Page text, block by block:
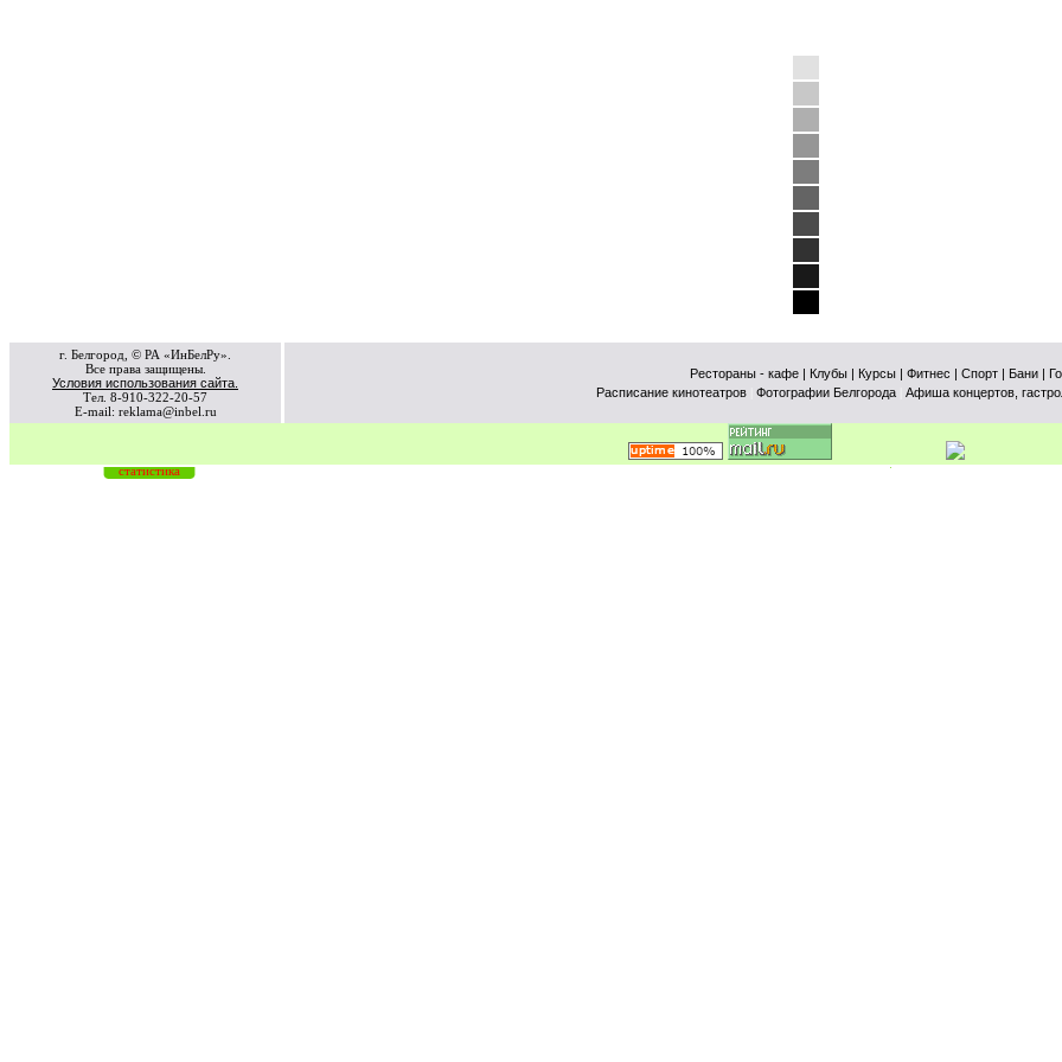
г. Белгород, © РА «ИнБелРу».
Все права защищены.
Условия использования сайта.
Тел. 8-910-322-20-57
E-mail: reklama@inbel.ru
Рестораны - кафе | Клубы | Курсы | Фитнес | Спорт | Бани |
Расписание кинотеатров
Фотографии Белгорода Афиша концертов,
статистика